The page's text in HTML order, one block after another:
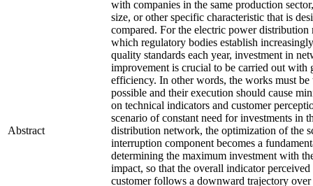
Abstract
with companies in the same production
size, or other specific characteristic that is
compared. For the electric power distribution
which regulatory bodies establish
quality standards each year, investment in
improvement is crucial to be carried out with
efficiency. In other words, the works must be
possible and their execution should cause
on technical indicators and customer
scenario of constant need for investments in
distribution network, the optimization of the
interruption component becomes a
determining the maximum investment with
impact, so that the overall indicator perceived
customer follows a downward trajectory